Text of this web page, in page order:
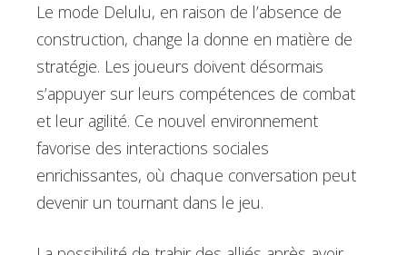
Le mode Delulu, en raison de l’absence de
construction, change la donne en matière de
stratégie. Les joueurs doivent désormais
s’appuyer sur leurs compétences de combat
et leur agilité. Ce nouvel environnement
favorise des interactions sociales
enrichissantes, où chaque conversation peut
devenir un tournant dans le jeu.